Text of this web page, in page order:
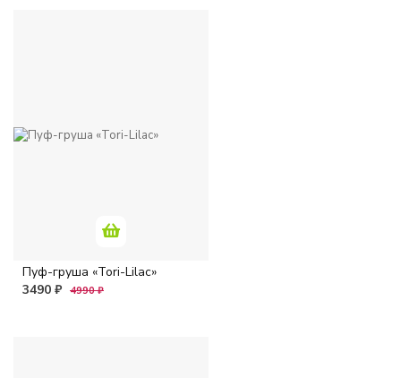
Пуф-груша «Tori-Lilac»
3490 ₽ 4990 ₽